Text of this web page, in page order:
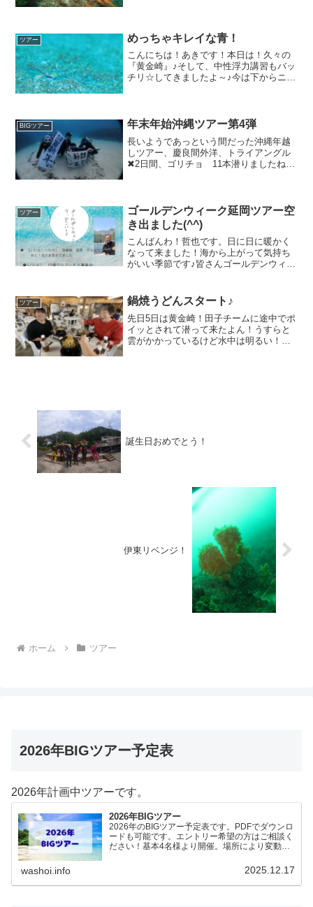
トデヤドリエビ...
ツアー めっちゃキレイな青！
こんにちは！あきです！本日は！久々の
『黄金崎』♪そして、中性浮力講習もバッ
チリ☆してきましたよ～♪今は下からニョ
(^^)もさもさの仲...
BIGツアー 年末年始沖縄ツアー第4弾
長いようであっという間だった沖縄年越
しツアー、慶良間外洋、トライアングル
✖︎2日間、ゴリチョ 11本潜りましたね。
も...
ツアー
ゴールデンウィーク延岡ツアー空
き出ました(^^)
こんばんわ！哲也です。日に日に暖かく
なって来ました！海から上がって気持ち
がいい季節です♪皆さんゴールデンウィー
あと１名さまだけ空きが出ました^ ^是非
グルメとカエルア...
ツアー 鍋焼うどんスタート♪
先日5日は黄金崎！田子チームに途中でポ
イッとされて潜って来たよん！うすらと
雲がかかっているけど水中は明るい！行
誕生日おめでとう！
伊東リベンジ！
ホーム ツアー
2026年BIGツアー予定表
2026年計画中ツアーです。
2026年BIGツアー
2026年のBIGツアー予定表です。PDFでダウンロ
ードも可能です。エントリー希望の方はご相談く
ださい！基本4名様より開催。場所により変動あ
（12.19更新）ダウンロードPDFでアップロード
washoi.info 2025.12.17